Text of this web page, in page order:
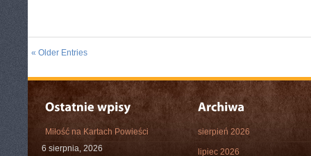
« Older Entries
Miłość na Kartach Powieści
6 sierpnia, 2026
sierpień 2026
lipiec 2026